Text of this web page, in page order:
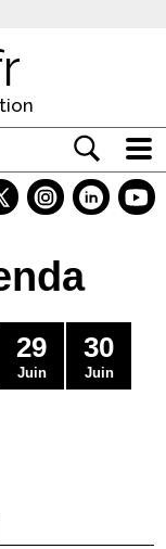
29
Juin
30
Juin